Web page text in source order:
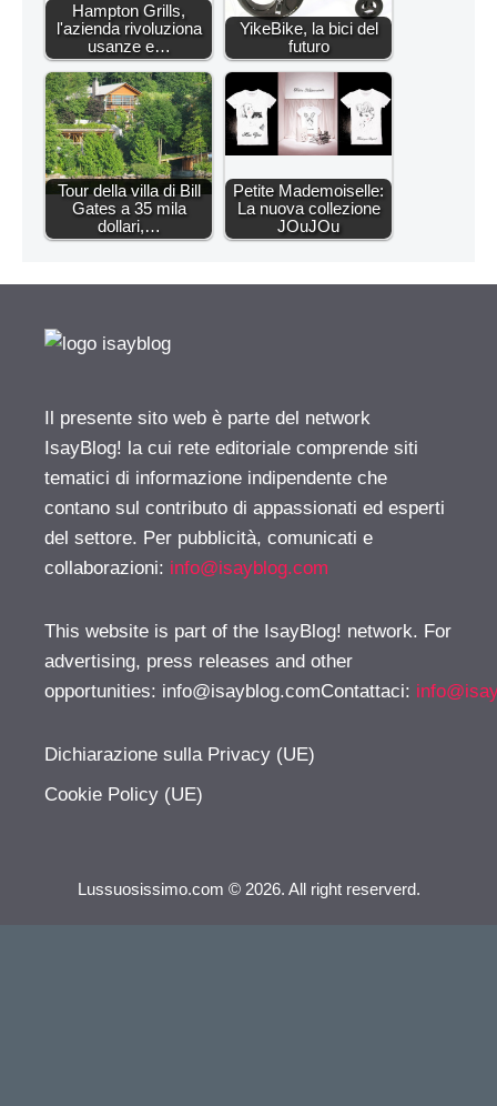
Hampton Grills,
l'azienda rivoluziona
usanze e…
YikeBike, la bici del
futuro
Tour della villa di Bill
Gates a 35 mila
dollari,…
Petite Mademoiselle:
La nuova collezione
JOuJOu
Il presente sito web è parte del network
IsayBlog! la cui rete editoriale comprende siti
tematici di informazione indipendente che
contano sul contributo di appassionati ed esperti
del settore. Per pubblicità, comunicati e
collaborazioni: info@isayblog.com
This website is part of the IsayBlog! network. For
advertising, press releases and other
opportunities: info@isayblog.comContattaci:
Dichiarazione sulla Privacy (UE)
Cookie Policy (UE)
Lussuosissimo.com © 2026. All right reserverd.